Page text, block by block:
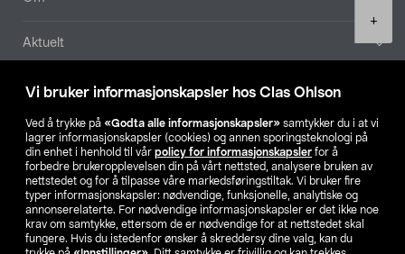
Vi bruker informasjonskapsler hos Clas Ohlson
Ved å trykke på «Godta alle informasjonskapsler» samtykker du i at vi
lagrer informasjonskapsler (cookies) og annen sporingsteknologi på
din enhet i henhold til vår policy for informasjonskapsler for å
forbedre brukeropplevelsen din på vårt nettsted, analysere bruken av
nettstedet og for å tilpasse våre markedsføringstiltak. Vi bruker fire
typer informasjonskapsler: nødvendige, funksjonelle, analytiske og
annonserelaterte. For nødvendige informasjonskapsler er det ikke noe
krav om samtykke, ettersom de er nødvendige for at nettstedet skal
fungere. Hvis du istedenfor ønsker å skreddersy dine valg, kan du
+
Aktuelt
Våre selskaper
Finn din butikk
SE NO FI